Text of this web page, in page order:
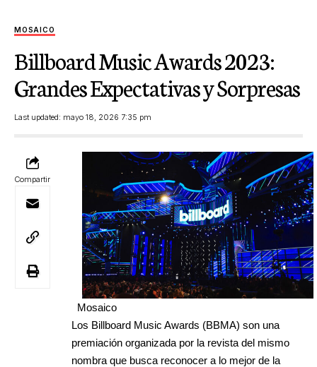
MOSAICO
Billboard Music Awards 2023:
Grandes Expectativas y Sorpresas
Last updated: mayo 18, 2026 7:35 pm
Compartir
Mosaico
Los Billboard Music Awards (BBMA) son una
premiación organizada por la revista del mismo
nombra que busca reconocer a lo mejor de la